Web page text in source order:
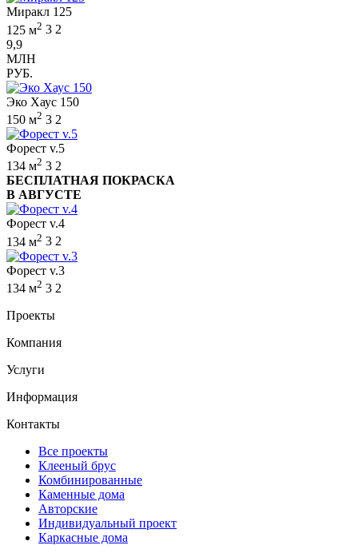
Миракл 125
125 м2 3 2
9,9
МЛН
РУБ.
Эко Хаус 150
150 м2 3 2
Форест v.5
134 м2 3 2
БЕСПЛАТНАЯ ПОКРАСКА
В АВГУСТЕ
Форест v.4
134 м2 3 2
Форест v.3
134 м2 3 2
Проекты
Компания
Услуги
Информация
Контакты
Все проекты
Клееный брус
Комбинированные
Каменные дома
Авторские
Индивидуальный проект
Каркасные дома